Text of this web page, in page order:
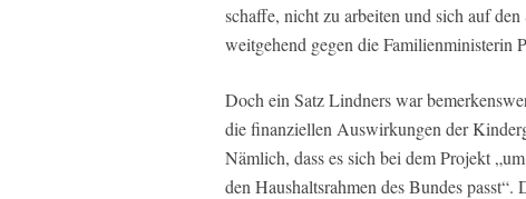
schaffe, nicht zu arbeiten und sich auf
weitgehend gegen die Familienministerin
Doch ein Satz Lindners war
die finanziellen Auswirkungen der
Nämlich, dass es sich bei dem Projekt
den Haushaltsrahmen des Bundes